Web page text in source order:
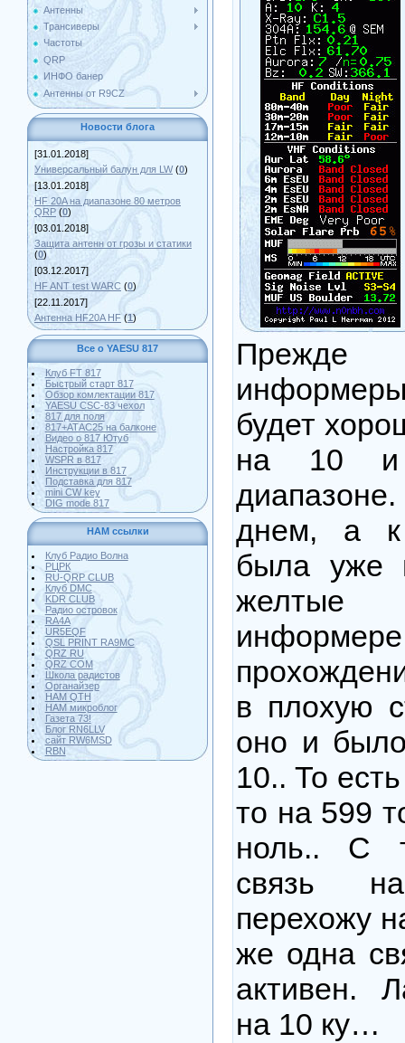
Антенны
Трансиверы
Частоты
QRP
ИНФО банер
Антенны от R9CZ
Новости блога
[31.01.2018]
Универсальный балун для LW (0)
[13.01.2018]
HF 20A на диапазоне 80 метров
QRP (0)
[03.01.2018]
Защита антенн от грозы и статики
(0)
[03.12.2017]
HF ANT test WARC (0)
[22.11.2017]
Антенна HF20A HF (1)
Все о YAESU 817
Клуб FT 817
Быстрый старт 817
Обзор комлектации 817
YAESU CSC-83 чехол
817 для поля
817+АТАС25 на балконе
Видео о 817 Ютуб
Настройка 817
WSPR в 817
Инструкции в 817
Подставка для 817
mini CW key
DIG mode 817
HAM ссылки
Клуб Радио Волна
РЦРК
RU-QRP CLUB
Клуб DMC
KDR CLUB
Радио островок
RA4A
UR5EQF
QSL PRINT RA9MC
QRZ RU
QRZ COM
Школа радистов
Органайзер
HAM QTH
HAM микроблог
Газета 73!
Блог RN6LLV
сайт RW6MSD
RBN
Прежде
будет
на 10 и
днем, а к
была уже
желтые
в плохую
оно и
10.. То
то на 599
ноль.. С
связь
перехожу
же одна
активен.
на 10 ку…